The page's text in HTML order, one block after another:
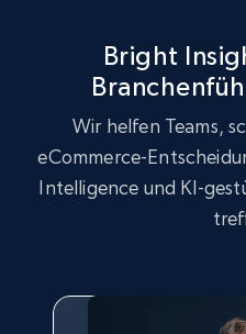
more.
Bright
Wir helfen Teams,
eCommerce-
Intelligence und KI-